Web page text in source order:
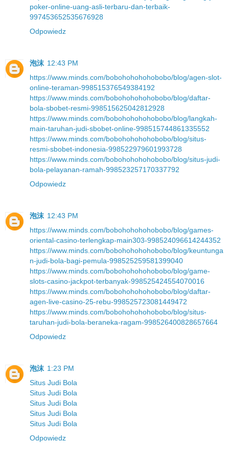
poker-online-uang-asli-terbaru-dan-terbaik-
997453652535676928
Odpowiedz
泡沫 12:43 PM
https://www.minds.com/bobohohohohobobo/blog/agen-slot-
online-teraman-998515376549384192
https://www.minds.com/bobohohohohobobo/blog/daftar-
bola-sbobet-resmi-998515625042812928
https://www.minds.com/bobohohohohobobo/blog/langkah-
main-taruhan-judi-sbobet-online-998515744861335552
https://www.minds.com/bobohohohohobobo/blog/situs-
resmi-sbobet-indonesia-998522979601993728
https://www.minds.com/bobohohohohobobo/blog/situs-judi-
bola-pelayanan-ramah-998523257170337792
Odpowiedz
泡沫 12:43 PM
https://www.minds.com/bobohohohohobobo/blog/games-
oriental-casino-terlengkap-main303-998524096614244352
https://www.minds.com/bobohohohohobobo/blog/keuntunga
n-judi-bola-bagi-pemula-998525259581399040
https://www.minds.com/bobohohohohobobo/blog/game-
slots-casino-jackpot-terbanyak-998525424554070016
https://www.minds.com/bobohohohohobobo/blog/daftar-
agen-live-casino-25-rebu-998525723081449472
https://www.minds.com/bobohohohohobobo/blog/situs-
taruhan-judi-bola-beraneka-ragam-998526400828657664
Odpowiedz
泡沫 1:23 PM
Situs Judi Bola
Situs Judi Bola
Situs Judi Bola
Situs Judi Bola
Situs Judi Bola
Odpowiedz